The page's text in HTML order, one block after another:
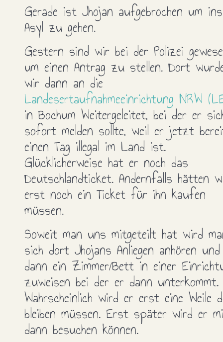
Gerade ist Jhojan aufgebrochen um ins
Asyl zu gehen.
Gestern sind wir bei der Polizei
um einen Antrag zu stellen. Dort
wir dann an die
Landesertaufnahmeeinrichtung NRW
in Bochum Weitergeleitet, bei der er
sofort melden sollte, weil er jetzt
einen Tag illegal im Land ist.
Glücklicherweise hat er noch das
Deutschlandticket. Andernfalls hätten
erst noch ein Ticket für ihn kaufen
müssen.
Soweit man uns mitgeteilt hat wird
sich dort Jhojans Anliegen anhören und
dann ein Zimmer/Bett in einer
zuweisen bei der er dann unterkommt.
Wahrscheinlich wird er erst eine Weile
bleiben müssen. Erst später wird er
dann besuchen können.